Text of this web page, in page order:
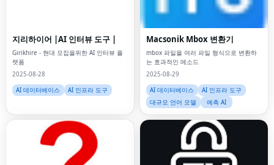
지리하이어 |AI 인터뷰 도구 |
Girikhire - 현대 모집을위한 AI 인터뷰 플
랫폼
2025-08-28
AI 데이터베이스
AI 인프라 도구
Macsonik Mbox 변환기
mbox 파일을 여러 파일 형식으로 변환하
는 효과적인 메소드
2025-08-29
AI 데이터베이스
AI 인프라 도구
대규모 언어 모델
예측 AI